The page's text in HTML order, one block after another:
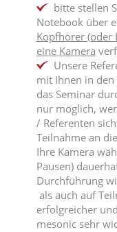
bitte stellen
Notebook über
Kopfhörer (oder
eine Kamera
Unsere
mit Ihnen in den
das Seminar
nur möglich,
/ Referenten
Teilnahme an
Ihre Kamera
Pausen)
Durchführung
als auch auf
erfolgreicher
mesonic sehr